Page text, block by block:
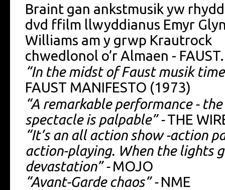
Braint gan ankstmusik yw
dvd ffilm llwyddianus Emyr
Williams am y grwp Krautrock
chwedlonol o’r Almaen - FAUST.
“In the midst of Faust musik
FAUST MANIFESTO (1973)
“A remarkable performance -
spectacle is palpable” -THE
“It’s an all action show -action
action-playing. When the lights
devastation” -MOJO
“Avant-Garde chaos” -NME